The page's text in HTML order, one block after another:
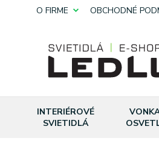
O FIRME OBCHODNÉ
INTERIÉROVÉ
SVIETIDLÁ